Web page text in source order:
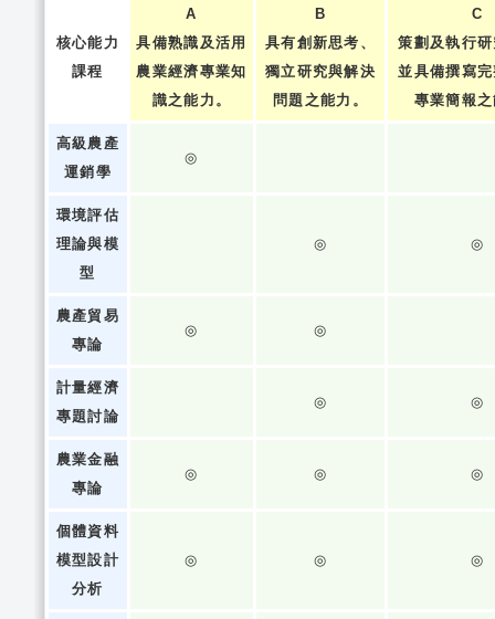
核心能力
課程
A
具備熟識及活用
農業經濟專業知
識之能力。
B
具有創新思考、
獨立研究與解決
問題之能力。
C
策劃及執行
並具備撰寫
專業簡報
高級農產
運銷學
◎
環境評估
理論與模
型
◎ ◎
農產貿易
專論
◎ ◎
計量經濟
專題討論
◎ ◎
農業金融
專論
◎ ◎ ◎
個體資料
模型設計
分析
◎ ◎ ◎